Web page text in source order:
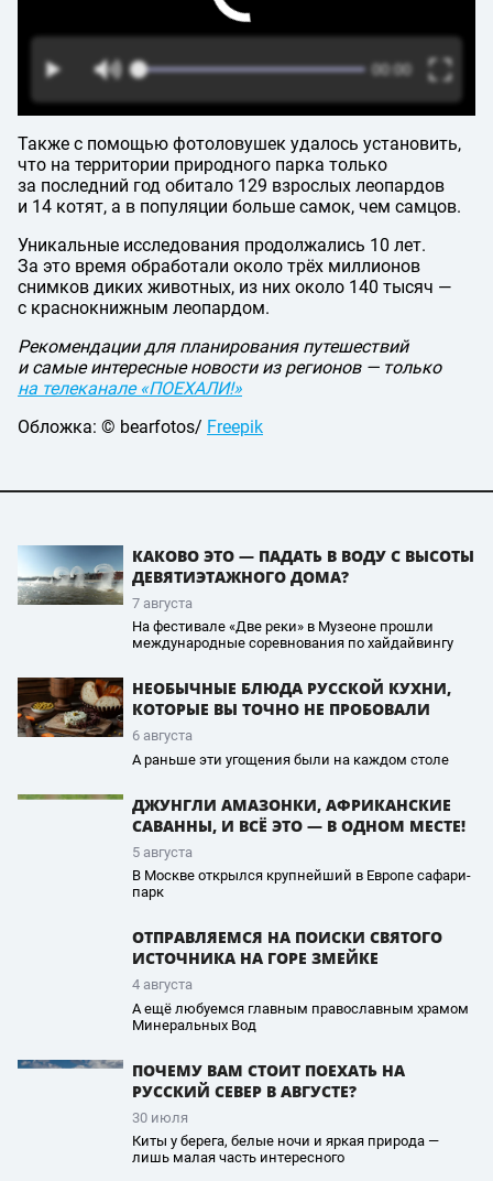
Также с помощью фотоловушек удалось установить,
что на территории природного парка только
за последний год обитало 129 взрослых леопардов
и 14 котят, а в популяции больше самок, чем самцов.
Уникальные исследования продолжались 10 лет.
За это время обработали около трёх миллионов
снимков диких животных, из них около 140 тысяч —
с краснокнижным леопардом.
Рекомендации для планирования путешествий
и самые интересные новости из регионов — только
на телеканале «ПОЕХАЛИ!»
Обложка: © bearfotos/ Freepik
КАКОВО ЭТО — ПАДАТЬ В ВОДУ С ВЫСОТЫ
ДЕВЯТИЭТАЖНОГО ДОМА?
7 августа
На фестивале «Две реки» в Музеоне прошли
международные соревнования по хайдайвингу
НЕОБЫЧНЫЕ БЛЮДА РУССКОЙ КУХНИ,
КОТОРЫЕ ВЫ ТОЧНО НЕ ПРОБОВАЛИ
6 августа
А раньше эти угощения были на каждом столе
ДЖУНГЛИ АМАЗОНКИ, АФРИКАНСКИЕ
САВАННЫ, И ВСЁ ЭТО — В ОДНОМ МЕСТЕ!
5 августа
В Москве открылся крупнейший в Европе сафари-
парк
ОТПРАВЛЯЕМСЯ НА ПОИСКИ СВЯТОГО
ИСТОЧНИКА НА ГОРЕ ЗМЕЙКЕ
4 августа
А ещё любуемся главным православным храмом
Минеральных Вод
ПОЧЕМУ ВАМ СТОИТ ПОЕХАТЬ НА
РУССКИЙ СЕВЕР В АВГУСТЕ?
30 июля
Киты у берега, белые ночи и яркая природа —
лишь малая часть интересного